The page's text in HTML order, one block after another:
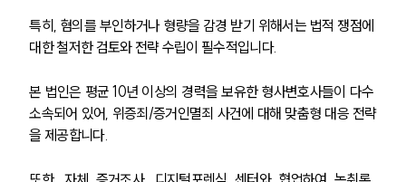
특히, 혐의를 부인하거나 형량을 감경 받기 위해서는 법적 쟁점에
대한 철저한 검토와 전략 수립이 필수적입니다.
본 법인은 평균 10년 이상의 경력을 보유한 형사변호사들이 다수
소속되어 있어, 위증죄/증거인멸죄 사건에 대해 맞춤형 대응 전략
을 제공합니다.